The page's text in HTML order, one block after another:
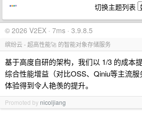
切换主题列表
© 2026 V2EX · 7ms · 3.9.8.5
缤纷云 - 超高性能🚀 的智能对象存储服务
基于高度自研的架构，我们以 1/3 的成本
综合性能增益（对比OSS、Qiniu等主流服
体验得到令人艳羡的提升。
Promoted by nicoljiang